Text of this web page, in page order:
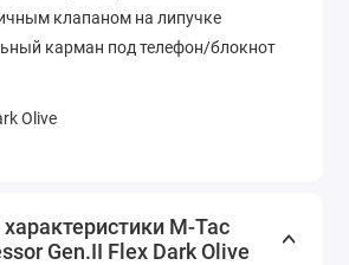
клапаном на липучке
карман под телефон/блокнот
Olive
M-Tac
Gen.II Flex Dark Olive